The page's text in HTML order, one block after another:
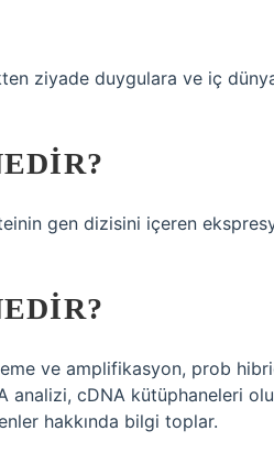
ziyade duygulara ve iç
gen dizisini içeren
ve amplifikasyon, prob
analizi, cDNA kütüphaneleri
hakkında bilgi toplar.